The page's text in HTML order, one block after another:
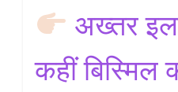
अख्तर
कहीं